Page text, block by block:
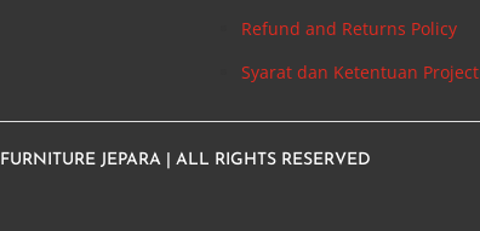
Refund and Returns Policy
Syarat dan Ketentuan Project
FURNITURE JEPARA | ALL RIGHTS RESERVED